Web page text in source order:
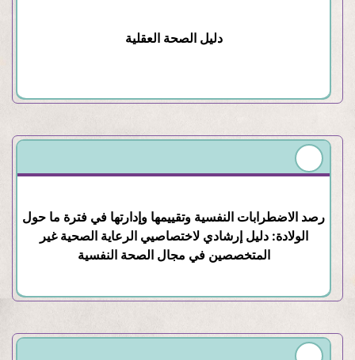
دليل الصحة العقلية
رصد الاضطرابات النفسية وتقييمها وإدارتها في فترة ما حول
الولادة: دليل إرشادي لاختصاصيي الرعاية الصحية غير
المتخصصين في مجال الصحة النفسية